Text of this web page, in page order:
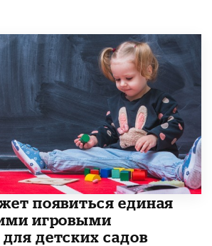
появиться единая
игровыми
детских садов